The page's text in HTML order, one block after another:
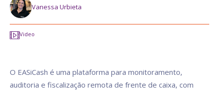
Vanessa Urbieta
Video
O EASiCash é uma plataforma para monitoramento,
auditoria e fiscalização remota de frente de caixa, com